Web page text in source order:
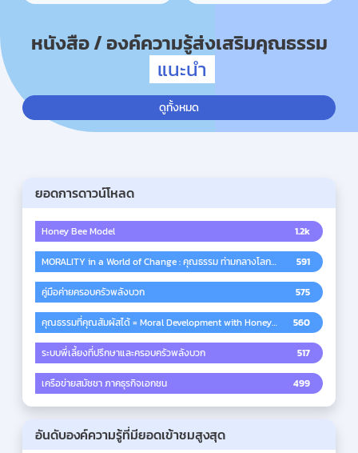
หนังสือ / องค์ความรู้ส่งเสริมคุณธรรม
แนะนำ
ดูทั้งหมด
ยอดการดาวน์โหลด
Honey Bee Model 1.2k
MORALITY in a World of Change : คุณธรรม ท่ามกลางโลก
พลิกผัน
591
คู่มือค่ายครอบครัวพลังบวก 575
คุณธรรมที่คุณสัมผัสได้ = Moral Development with Honey
Bee Model
560
ระบบพี่เลี้ยงที่ปรึกษาและครอบครัวพลังบวก 517
เครือข่ายสมัชชา ภาคธุรกิจเอกชน 499
อันดับองค์ความรู้ที่มียอดเข้าชมสูงสุด